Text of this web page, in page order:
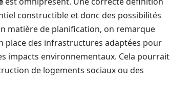
constructible et donc des possibilités
matière de planification, on remarque
place des infrastructures adaptées pour
impacts environnementaux. Cela pourrait
de logements sociaux ou des